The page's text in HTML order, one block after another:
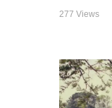
277 Views